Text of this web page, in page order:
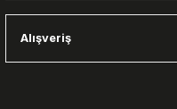
Alışveriş